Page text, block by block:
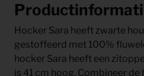
Hocker Sara heeft zwarte
gestoffeerd met 100%
hocker Sara heeft een
is 41 cm hoog. Combineer de